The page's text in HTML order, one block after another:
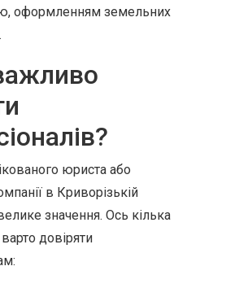
оформленням земельних
юриста або
в Криворізькій
значення. Ось кілька
довіряти